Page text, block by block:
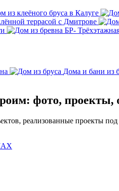
из клеёного бруса в Калуге
террасой с Дмитрове
Дома и бани из
фото, проекты,
реализованные проекты